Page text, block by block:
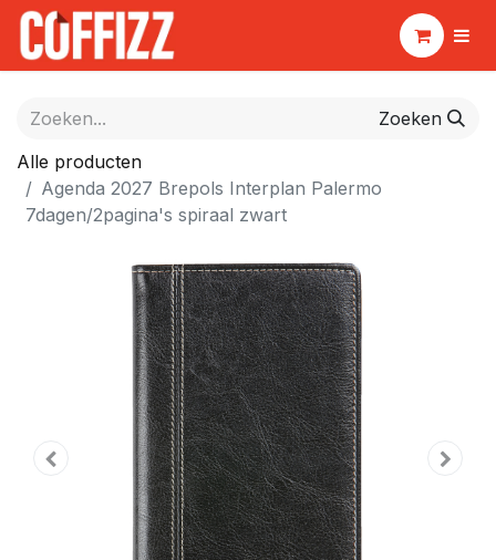
Zoeken
Alle producten
Agenda 2027 Brepols Interplan Palermo
7dagen/2pagina's spiraal zwart